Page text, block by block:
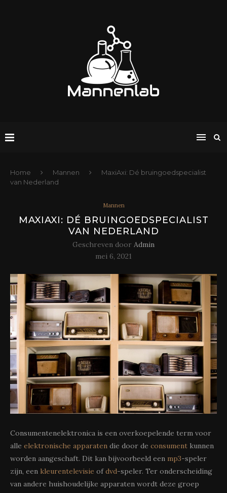
Home Mannen
MaxiAxi: Dé bruingoedspecialist
van Nederland
Mannen
MAXIAXI: DÉ BRUINGOEDSPECIALIST
VAN NEDERLAND
Geschreven door Admin
mei 6, 2021
Consumentenelektronica is een overkoepelende term voor
alle elektronische apparaten die door de consument kunnen
worden aangeschaft. Dit kan bijvoorbeeld een mp3-speler
zijn, een kleurentelevisie ofdvd-speler. Ter onderscheiding
van andere huishoudelijke apparaten wordt deze groep